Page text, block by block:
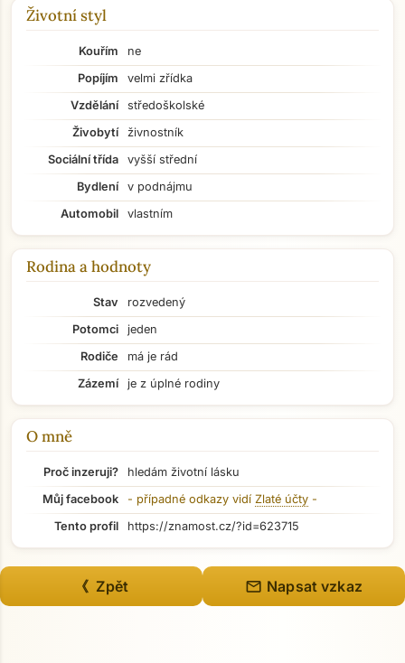
Životní styl
Kouřím
ne
Popíjím
velmi zřídka
Vzdělání
středoškolské
Živobytí
živnostník
Sociální třída
vyšší střední
Bydlení
v podnájmu
Automobil
vlastním
Rodina a hodnoty
Stav
rozvedený
Potomci
jeden
Rodiče
má je rád
Zázemí
je z úplné rodiny
O mně
Proč inzeruji?
hledám životní lásku
Můj facebook
- případné odkazy vidí Zlaté účty -
Tento profil
https://znamost.cz/?id=623715
《 Zpět mail Napsat vzkaz